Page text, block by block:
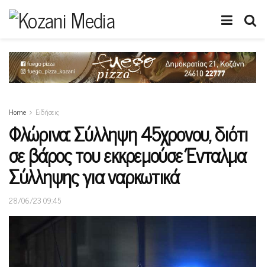
Home Ειδήσεις
Φλώρινα: Σύλληψη 45χρονου, διότι
σε βάρος του εκκρεμούσε Ένταλμα
Σύλληψης για ναρκωτικά
28/06/23 09:45